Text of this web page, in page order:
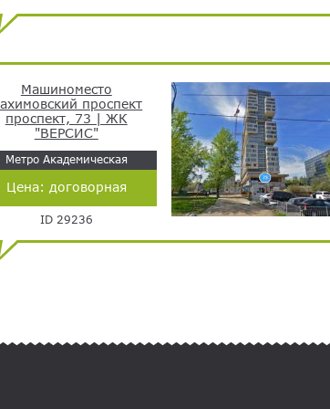
Машиноместо
проспект
проспект, 73 | ЖК
"ВЕРСИС"
Метро Академическая
Цена: договорная
ID 29236